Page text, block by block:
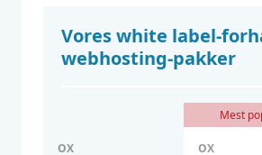
Vores white label-
webhosting-pakker
OX
Mest
OX